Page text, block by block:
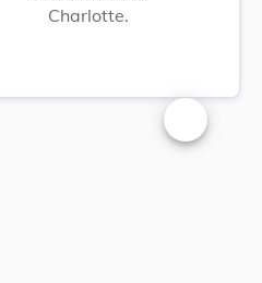
Charlotte.
Changer la